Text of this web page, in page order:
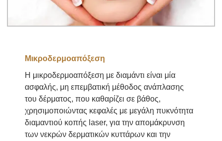
Μικροδερμοαπόξεση
Η μικροδερμοαπόξεση με διαμάντι είναι μία
ασφαλής, μη επεμβατική μέθοδος ανάπλασης
του δέρματος, που καθαρίζει σε βάθος,
χρησιμοποιώντας κεφαλές με μεγάλη πυκνότητα
διαμαντιού κοπής laser, για την απομάκρυνση
των νεκρών δερματικών κυττάρων και την